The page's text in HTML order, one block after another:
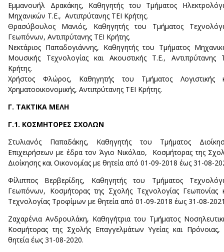
Εμμανουήλ Δρακάκης, Καθηγητής του Τμήματος
Μηχανικών Τ.Ε., Αντιπρύτανης ΤΕΙ Κρήτης.
Θρασύβουλος Μανιός, Καθηγητής του Τμήματος
Γεωπόνων, Αντιπρύτανης ΤΕΙ Κρήτης.
Νεκτάριος Παπαδογιάννης, Καθηγητής του Τμήματος
Μουσικής Τεχνολογίας και Ακουστικής Τ.Ε., Αντιπρύτανης
Κρήτης.
Χρήστος Φλώρος, Καθηγητής του Τμήματος Λογιστικής
Χρηματοοικονομικής, Αντιπρύτανης ΤΕΙ Κρήτης.
Γ. ΤΑΚΤΙΚΑ ΜΕΛΗ
Γ.1. ΚΟΣΜΗΤΟΡΕΣ ΣΧΟΛΩΝ
Στυλιανός Παπαδάκης, Καθηγητής του Τμήματος
Επιχειρήσεων με έδρα τον Άγιο Νικόλαο, Κοσμήτορας της
Διοίκησης και Οικονομίας με θητεία από 01-09-2018 έως 31-08-
Φίλιππος Βερβερίδης, Καθηγητής του Τμήματος
Γεωπόνων, Κοσμήτορας της Σχολής Τεχνολογίας Γεωπονίας
Τεχνολογίας Τροφίμων με θητεία από 01-09-2018 έως 31-08-
Ζαχαρένια Ανδρουλάκη, Καθηγήτρια του Τμήματος
Κοσμήτορας της Σχολής Επαγγελμάτων Υγείας και Πρόνοιας,
θητεία έως 31-08-2020.